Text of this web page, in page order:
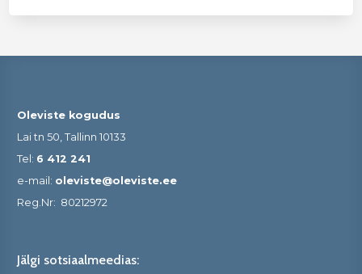
Oleviste kogudus
Lai tn 50, Tallinn 10133
Tel: 6 412 241
e-mail: oleviste@oleviste.ee
Reg.Nr: 80212972
Jälgi sotsiaalmeedias: